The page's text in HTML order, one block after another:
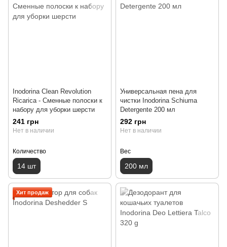
Inodorina Clean Revolution
Ricarica - Сменные полоски к
набору для уборки шерсти
241 грн
Нет в наличии
Количество
14 шт
Универсальная пена для
чистки Inodorina Schiuma
Detergente 200 мл
292 грн
Нет в наличии
Вес
200 мл
Хит продаж